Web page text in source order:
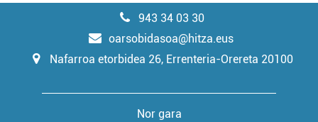
943 34 03 30
oarsobidasoa@hitza.eus
Nafarroa etorbidea 26, Errenteria-Orereta 20100
Nor gara